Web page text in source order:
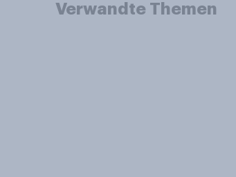
Verwandte Themen